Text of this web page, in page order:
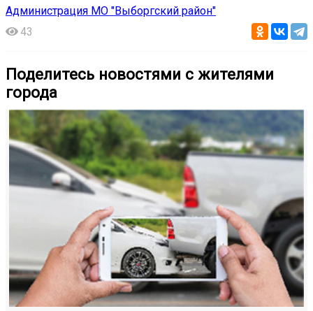
Администрация МО "Выборгский район"
43
Поделитесь новостями с жителями
города